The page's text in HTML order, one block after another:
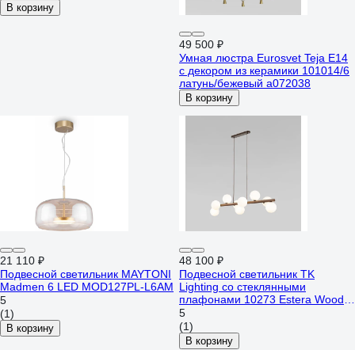
В корзину
49 500 ₽
Умная люстра Eurosvet Teja E14
с декором из керамики 101014/6
латунь/бежевый a072038
В корзину
21 110 ₽
Подвесной светильник MAYTONI
Madmen 6 LED MOD127PL-L6AM
5
(1)
В корзину
48 100 ₽
Подвесной светильник TK
Lighting со стеклянными
плафонами 10273 Estera Wood
белый a068339
5
(1)
В корзину